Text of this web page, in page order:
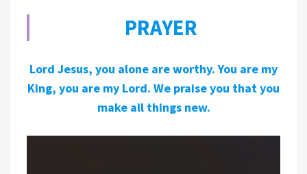
PRAYER
Lord Jesus, you alone are worthy. You are my
King, you are my Lord. We praise you that you
make all things new.